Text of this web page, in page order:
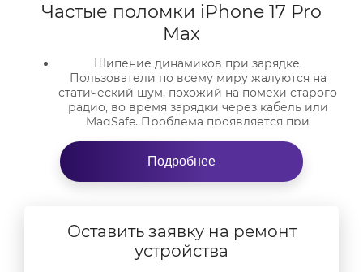
Частые поломки iPhone 17 Pro
Max
Шипение динамиков при зарядке.
Пользователи по всему миру жалуются на
статический шум, похожий на помехи старого
радио, во время зарядки через кабель или
MagSafe. Проблема проявляется при
Повреждения дисплея. Замена экрана — одна
из самых востребованных услуг. Официальная
защищает от царапин, но при падении стекло
по-прежнему трескается.
Подробнее
Оставить заявку на ремонт
устройства